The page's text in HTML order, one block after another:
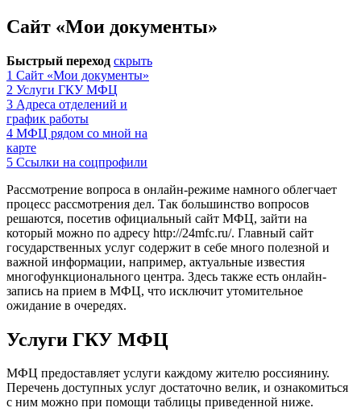
Сайт «Мои документы»
Быстрый переход скрыть
1 Сайт «Мои документы»
2 Услуги ГКУ МФЦ
3 Адреса отделений и
график работы
4 МФЦ рядом со мной на
карте
5 Ссылки на соцпрофили
Рассмотрение вопроса в онлайн-режиме намного облегчает
процесс рассмотрения дел. Так большинство вопросов
решаются, посетив официальный сайт МФЦ, зайти на
который можно по адресу http://24mfc.ru/. Главный сайт
государственных услуг содержит в себе много полезной и
важной информации, например, актуальные известия
многофункционального центра. Здесь также есть онлайн-
запись на прием в МФЦ, что исключит утомительное
ожидание в очередях.
Услуги ГКУ МФЦ
МФЦ предоставляет услуги каждому жителю россиянину.
Перечень доступных услуг достаточно велик, и ознакомиться
с ним можно при помощи таблицы приведенной ниже.